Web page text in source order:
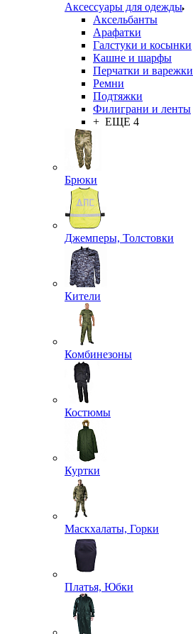
Аксессуары для одежды
Аксельбанты
Арафатки
Галстуки и косынки
Кашне и шарфы
Перчатки и варежки
Ремни
Подтяжки
Филиграни и ленты
+ ЕЩЕ 4
Брюки
Джемперы, Толстовки
Кители
Комбинезоны
Костюмы
Куртки
Маскхалаты, Горки
Платья, Юбки